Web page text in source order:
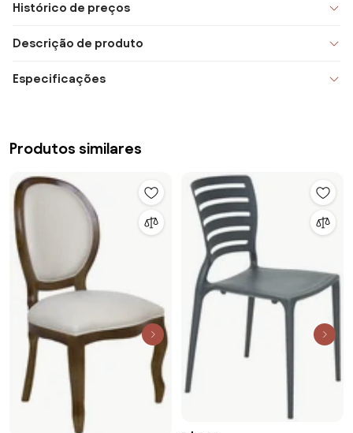
Histórico de preços
Descrição de produto
Especificações
Produtos similares